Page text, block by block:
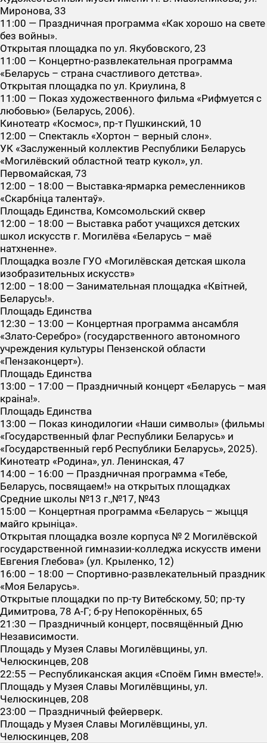
Миронова, 33
11:00 — Праздничная программа «Как хорошо на свете
без войны».
Открытая площадка по ул. Якубовского, 23
11:00 — Концертно-развлекательная программа
«Беларусь – страна счастливого детства».
Открытая площадка по ул. Криулина, 8
11:00 — Показ художественного фильма «Рифмуется с
любовью» (Беларусь, 2006).
Кинотеатр «Космос», пр-т Пушкинский, 10
12:00 — Спектакль «Хортон – верный слон».
УК «Заслуженный коллектив Республики Беларусь
«Могилёвский областной театр кукол», ул.
Первомайская, 73
12:00 – 18:00 — Выставка-ярмарка ремесленников
«Скарбніца талентаў».
Площадь Единства, Комсомольский сквер
12:00 – 18:00 — Выставка работ учащихся детских
школ искусств г. Могилёва «Беларусь – маё
натхненне».
Площадка возле ГУО «Могилёвская детская школа
изобразительных искусств»
12:00 – 18:00 — Занимательная площадка «Квітней,
Беларусь!».
Площадь Единства
12:30 – 13:00 — Концертная программа ансамбля
«Злато-Серебро» (государственного автономного
учреждения культуры Пензенской области
«Пензаконцерт»).
Площадь Единства
13:00 – 17:00 — Праздничный концерт «Беларусь – мая
краіна!».
Площадь Единства
13:00 — Показ кинодилогии «Наши символы» (фильмы
«Государственный флаг Республики Беларусь» и
«Государственный герб Республики Беларусь», 2025).
Кинотеатр «Родина», ул. Ленинская, 47
14:00 – 16:00 — Праздничная программа «Тебе,
Беларусь, посвящаем!» на открытых площадках
Средние школы №13 г.,№17, №43
15:00 — Концертная программа «Беларусь – жыцця
майго крыніца».
Открытая площадка возле корпуса № 2 Могилёвской
государственной гимназии-колледжа искусств имени
Евгения Глебова» (ул. Крыленко, 12)
16:00 – 18:00 — Спортивно-развлекательный праздник
«Моя Беларусь».
Открытые площадки по пр-ту Витебскому, 50; пр-ту
Димитрова, 78 А-Г; б-ру Непокорённых, 65
21:30 — Праздничный концерт, посвящённый Дню
Независимости.
Площадь у Музея Славы Могилёвщины, ул.
Челюскинцев, 208
22:55 — Республиканская акция «Споём Гимн вместе!».
Площадь у Музея Славы Могилёвщины, ул.
Челюскинцев, 208
23:00 — Праздничный фейерверк.
Площадь у Музея Славы Могилёвщины, ул.
Челюскинцев, 208